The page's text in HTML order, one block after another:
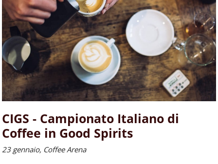
CIGS - Campionato Italiano di
Coffee in Good Spirits
23 gennaio, Coffee Arena